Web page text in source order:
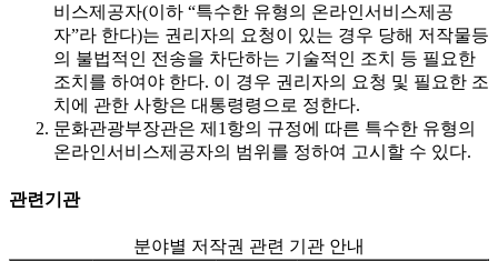
비스제공자(이하 “특수한 유형의 온라인서비스제공
자”라 한다)는 권리자의 요청이 있는 경우 당해 저작물등
의 불법적인 전송을 차단하는 기술적인 조치 등 필요한
조치를 하여야 한다. 이 경우 권리자의 요청 및 필요한 조
치에 관한 사항은 대통령령으로 정한다.
문화관광부장관은 제1항의 규정에 따른 특수한 유형의
온라인서비스제공자의 범위를 정하여 고시할 수 있다.
관련기관
분야별 저작권 관련 기관 안내